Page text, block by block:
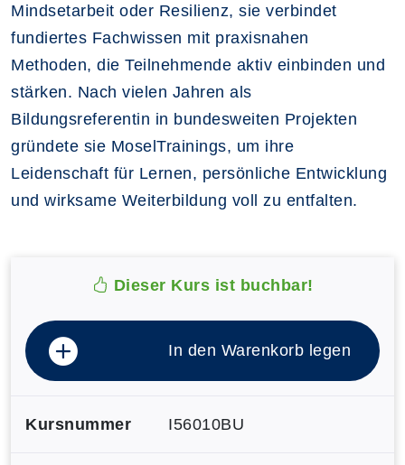
Mindsetarbeit oder Resilienz, sie verbindet
fundiertes Fachwissen mit praxisnahen
Methoden, die Teilnehmende aktiv einbinden und
stärken. Nach vielen Jahren als
Bildungsreferentin in bundesweiten Projekten
gründete sie MoselTrainings, um ihre
Leidenschaft für Lernen, persönliche Entwicklung
und wirksame Weiterbildung voll zu entfalten.
Dieser Kurs ist buchbar!
In den Warenkorb legen
Kursnummer I56010BU